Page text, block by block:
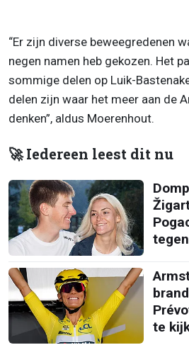
“Er zijn diverse beweegredenen
negen namen heb gekozen. Het
sommige delen op Luik-
delen zijn waar het meer aan de
denken”, aldus Moerenhout.
🚀 Iedereen leest dit nu
te